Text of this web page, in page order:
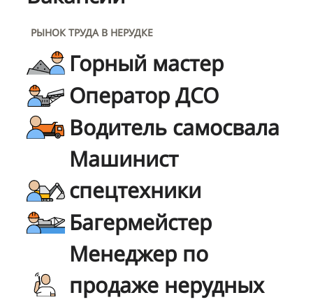
РЫНОК ТРУДА В НЕРУДКЕ
Горный мастер
Оператор ДСО
Водитель самосвала
Машинист
спецтехники
Багермейстер
Менеджер по
продаже нерудных